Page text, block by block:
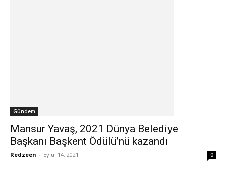
Gündem
Mansur Yavaş, 2021 Dünya Belediye
Başkanı Başkent Ödülü’nü kazandı
Redzeen - Eylül 14, 2021 0